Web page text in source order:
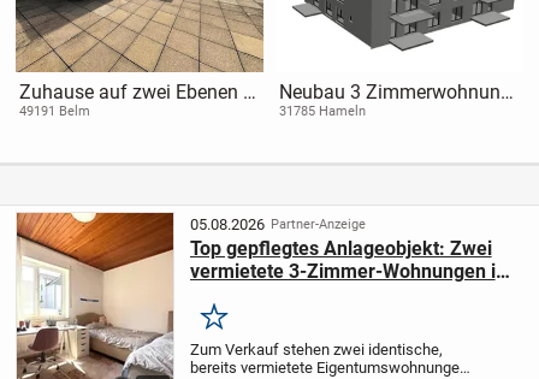
Zuhause auf zwei Ebenen -
Stilvolles Wohnerlebnis mit
49191 Belm
Neubau 3 Zimmerwohnung
in der Nordstadt
31785 Hameln
05.08.2026 Partner-Anzeige
Top gepflegtes Anlageobjekt: Zwei
vermietete 3-Zimmer-Wohnungen im
Merken
Zum Verkauf stehen zwei identische,
bereits vermietete Eigentumswohnungen